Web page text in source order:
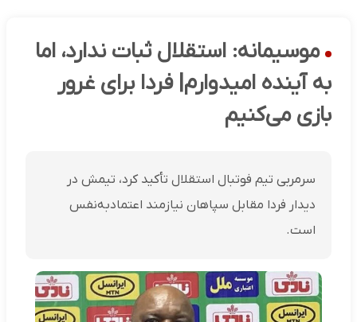
موسیمانه: استقلال ثبات ندارد، اما
به آینده امیدوارم| فردا برای غرور
بازی می‌کنیم
سرمربی تیم فوتبال استقلال تأکید کرد، تیمش در
دیدار فردا مقابل سپاهان نیازمند اعتماد‌به‌نفس
است.